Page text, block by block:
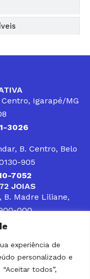
experiência de
personalizado e
todos”,
Igarapé/MG
3026
B. Centro, Belo
905
7052
JOIAS
B. Madre Liliane,
000
9 8309-8660
E SERVIÇOS
A ASSISTÊNCIA À
ATUA, SENDO
NA
POR
DO